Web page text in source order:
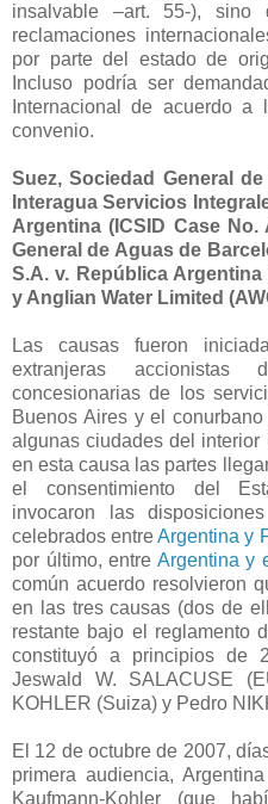
insalvable –art. 55-), sino
reclamaciones
por parte del estado de
Incluso podría ser
Internacional de acuerdo
convenio.
Suez, Sociedad General
Interagua Servicios
Argentina (ICSID Case No.
General de Aguas de
S.A. v. República Argentina
y Anglian Water Limited
Las causas fueron
extranjeras accionistas
concesionarias de los
Buenos Aires y el
algunas ciudades del
en esta causa las partes
el consentimiento del
invocaron las
celebrados entreArgentina y
por último, entre Argentina y
común acuerdo resolvieron
en las tres causas (dos de
restante bajo el reglamento
constituyó a principios de
Jeswald W. SALACUSE
KOHLER (Suiza) y Pedro
El 12 de octubre de 2007,
primera audiencia,
Kaufmann-Kohler (que